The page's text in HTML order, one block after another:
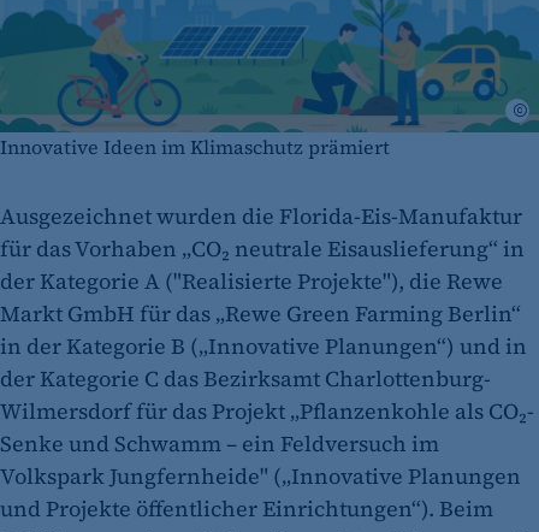
Innovative Ideen im Klimaschutz prämiert
Ausgezeichnet wurden die Florida-Eis-Manufaktur
für das Vorhaben „CO₂ neutrale Eisauslieferung“ in
der Kategorie A ("Realisierte Projekte"), die Rewe
Markt GmbH für das „Rewe Green Farming Berlin“
in der Kategorie B („Innovative Planungen“) und in
der Kategorie C das Bezirksamt Charlottenburg-
Wilmersdorf für das Projekt „Pflanzenkohle als CO₂-
Senke und Schwamm – ein Feldversuch im
Volkspark Jungfernheide" („Innovative Planungen
und Projekte öffentlicher Einrichtungen“). Beim